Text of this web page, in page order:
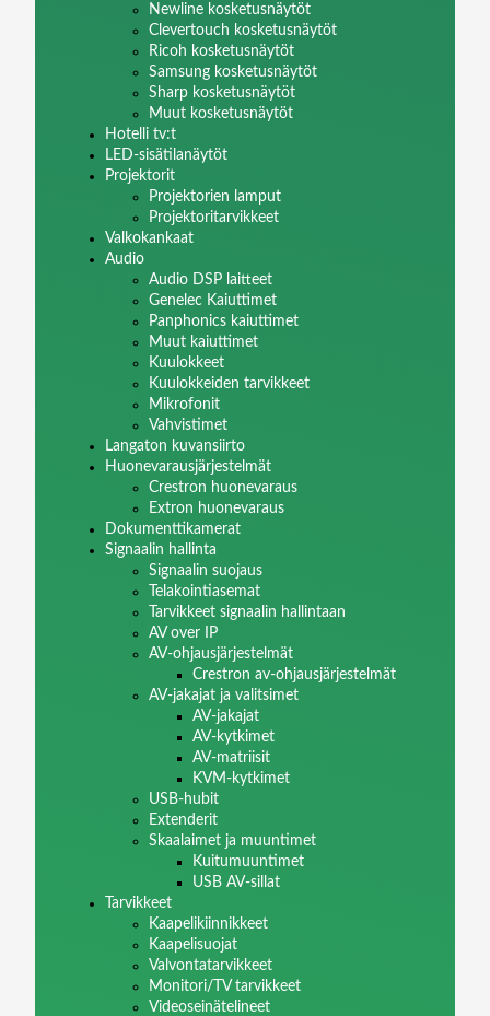
Newline kosketusnäytöt
Clevertouch kosketusnäytöt
Ricoh kosketusnäytöt
Samsung kosketusnäytöt
Sharp kosketusnäytöt
Muut kosketusnäytöt
Hotelli tv:t
LED-sisätilanäytöt
Projektorit
Projektorien lamput
Projektoritarvikkeet
Valkokankaat
Audio
Audio DSP laitteet
Genelec Kaiuttimet
Panphonics kaiuttimet
Muut kaiuttimet
Kuulokkeet
Kuulokkeiden tarvikkeet
Mikrofonit
Vahvistimet
Langaton kuvansiirto
Huonevarausjärjestelmät
Crestron huonevaraus
Extron huonevaraus
Dokumenttikamerat
Signaalin hallinta
Signaalin suojaus
Telakointiasemat
Tarvikkeet signaalin hallintaan
AV over IP
AV-ohjausjärjestelmät
Crestron av-ohjausjärjestelmät
AV-jakajat ja valitsimet
AV-jakajat
AV-kytkimet
AV-matriisit
KVM-kytkimet
USB-hubit
Extenderit
Skaalaimet ja muuntimet
Kuitumuuntimet
USB AV-sillat
Tarvikkeet
Kaapelikiinnikkeet
Kaapelisuojat
Valvontatarvikkeet
Monitori/TV tarvikkeet
Videoseinätelineet